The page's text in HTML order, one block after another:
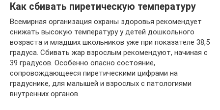
Как сбивать пиретическую температуру
Всемирная организация охраны здоровья рекомендует
снижать высокую температуру у детей дошкольного
возраста и младших школьников уже при показателе 38,5
градуса. Сбивать жар взрослым рекомендуют, начиная с
39 градусов. Особенно опасно состояние,
сопровождающееся пиретическими цифрами на
градуснике, для малышей и взрослых с патологиями
внутренних органов.